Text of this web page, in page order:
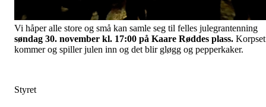
Vi håper alle store og små kan samle seg til felles julegrantenning
søndag 30. november kl. 17:00 på Kaare Røddes plass. Korpset
kommer og spiller julen inn og det blir gløgg og pepperkaker.
Styret